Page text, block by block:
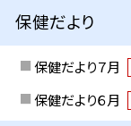
保健だより
保健だより７月
保健だより６月